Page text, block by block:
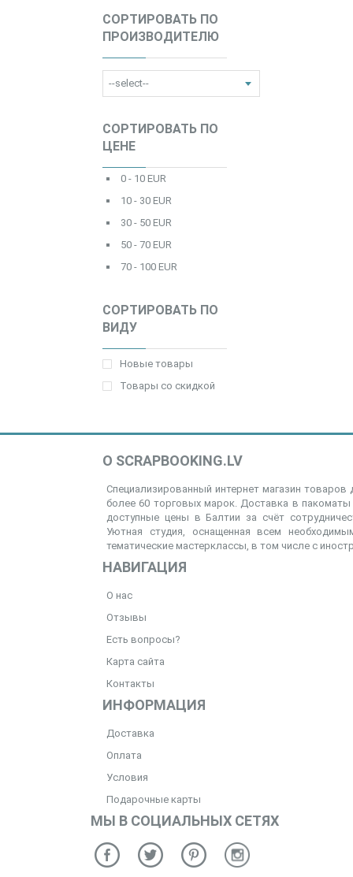
СОРТИРОВАТЬ ПО
ПРОИЗВОДИТЕЛЮ
СОРТИРОВАТЬ ПО
ЦЕНЕ
0 - 10 EUR
10 - 30 EUR
30 - 50 EUR
50 - 70 EUR
70 - 100 EUR
СОРТИРОВАТЬ ПО
ВИДУ
Новые товары
Товары со скидкой
О SCRAPBOOKING.LV
Специализированный интернет магазин товаров
более 60 торговых марок. Доставка в
доступные цены в Балтии за счёт
Уютная студия, оснащенная всем
тематические мастерклассы, в том числе с
НАВИГАЦИЯ
О нас
Отзывы
Есть вопросы?
Карта сайта
Контакты
ИНФОРМАЦИЯ
Доставка
Оплата
Условия
Подарочные карты
МЫ В СОЦИАЛЬНЫХ СЕТЯХ